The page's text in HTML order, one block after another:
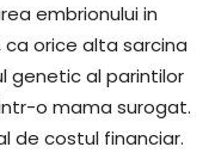
embrionului in
orice alta sarcina
genetic al parintilor
o mama surogat.
de costul financiar.